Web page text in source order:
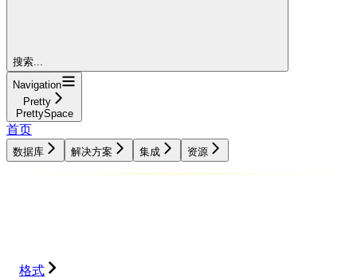
搜索...
Navigation
Pretty
PrettySpace
首页
数据库 解决方案 集成 资源
格式